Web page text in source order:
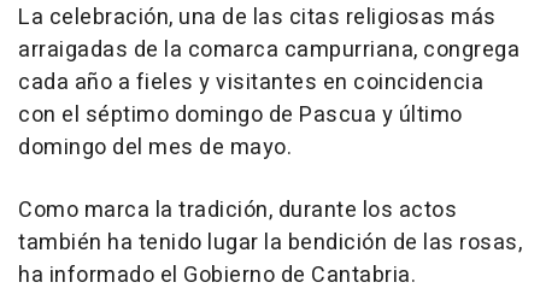
La celebración, una de las citas religiosas más
arraigadas de la comarca campurriana, congrega
cada año a fieles y visitantes en coincidencia
con el séptimo domingo de Pascua y último
domingo del mes de mayo.
Como marca la tradición, durante los actos
también ha tenido lugar la bendición de las rosas,
ha informado el Gobierno de Cantabria.